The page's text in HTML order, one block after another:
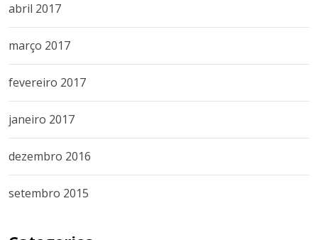
abril 2017
março 2017
fevereiro 2017
janeiro 2017
dezembro 2016
setembro 2015